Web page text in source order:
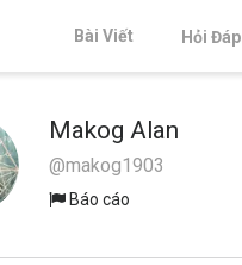
Bài Viết Hỏi Đáp
Makog Alan
@makog1903
Báo cáo